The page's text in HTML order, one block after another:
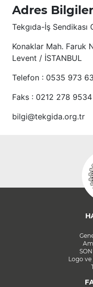
Adres
Tekgıda-İş Sendikası
Konaklar Mah. Faruk
Levent / İSTANBUL
Telefon : 0535 973
Faks : 0212 278 9534
bilgi@tekgida.org.tr
Logo